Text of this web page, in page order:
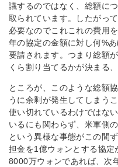
議するのではなく、総額に
取られています。したがっ
必要なのでこれこれの費用
年の協定の金額に対し何%
要請されます。つまり総額
くら割り当てるかが決まる
ところが、このような総額
うに余剰が発生してしまう
使い切れているわけではな
いるにも関わらず、米軍側
という異様な事態がこの間
担金を1億ウォンとする協
8000万ウォンであれば、次